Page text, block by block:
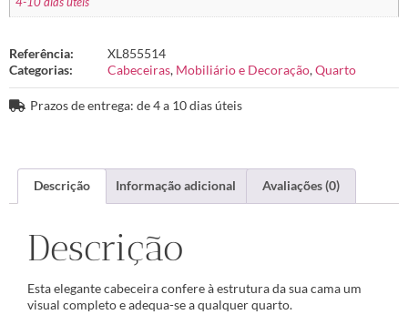
Referência:
XL855514
Categorias:
Cabeceiras, Mobiliário e Decoração,Quarto
Prazos de entrega: de 4 a 10 dias úteis
Descrição Informação adicional Avaliações (0)
Descrição
Esta elegante cabeceira confere à estrutura da sua cama um
visual completo e adequa-se a qualquer quarto.